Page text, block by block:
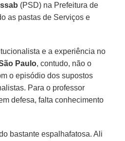
(PSD) na Prefeitura de
as pastas de Serviços e
e a experiência no
Paulo, contudo, não o
o episódio dos supostos
Para o professor
defesa, falta conhecimento
bastante espalhafatosa. Ali